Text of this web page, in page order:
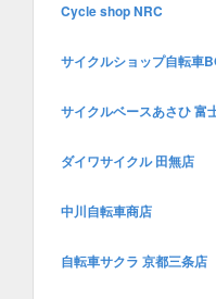
Cycle shop NRC
サイクルショップ自転車
サイクルベースあさひ 富
ダイワサイクル 田無店
中川自転車商店
自転車サクラ 京都三条店